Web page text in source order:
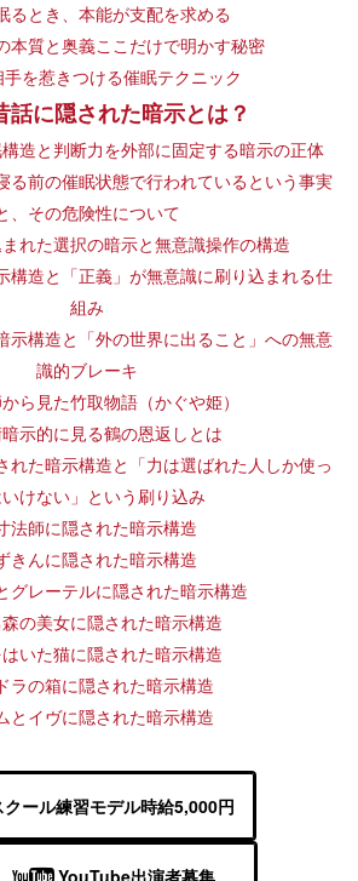
るとき、本能が支配を求める
本質と奥義ここだけで明かす秘密
を惹きつける催眠テクニック
話に隠された暗示とは？
造と判断力を外部に固定する暗示の正体
る前の催眠状態で行われているという事実
、その危険性について
れた選択の暗示と無意識操作の構造
構造と「正義」が無意識に刷り込まれる仕
組み
示構造と「外の世界に出ること」への無意
識的ブレーキ
ら見た竹取物語（かぐや姫）
示的に見る鶴の恩返しとは
れた暗示構造と「力は選ばれた人しか使っ
けない」という刷り込み
法師に隠された暗示構造
きんに隠された暗示構造
グレーテルに隠された暗示構造
の美女に隠された暗示構造
いた猫に隠された暗示構造
ラの箱に隠された暗示構造
とイヴに隠された暗示構造
クール練習モデル時給5,000円
YouTube出演者募集